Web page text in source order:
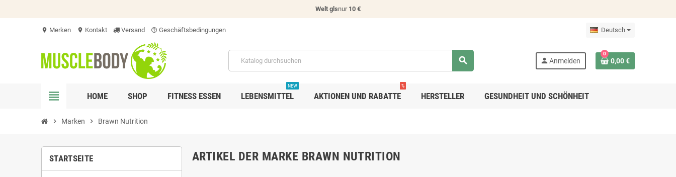
Welt glsnur10 €
location_on Merken location_on Kontakt Versand help_outline Geschäftsbedingungen Deutsch
search person Anmelden
0
0,00 €
view_headline HOME SHOP FITNESS ESSEN LEBENSMITTEL
NEW
AKTIONEN UND RABATTE
%
HERSTELLER GESUNDHEIT UND SCHÖNHEIT
chevron_right Marken chevron_right Brawn Nutrition
STARTSEITE ARTIKEL DER MARKE BRAWN NUTRITION